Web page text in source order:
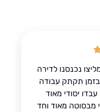
לדירה
עבודה
מאוד
מאוד וחד